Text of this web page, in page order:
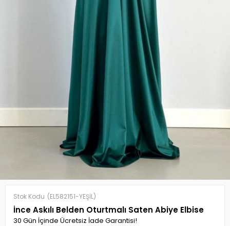
Stok Kodu (EL582151-YEŞİL)
İnce Askılı Belden Oturtmalı Saten Abiye Elbise
30 Gün İçinde Ücretsiz İade Garantisi!